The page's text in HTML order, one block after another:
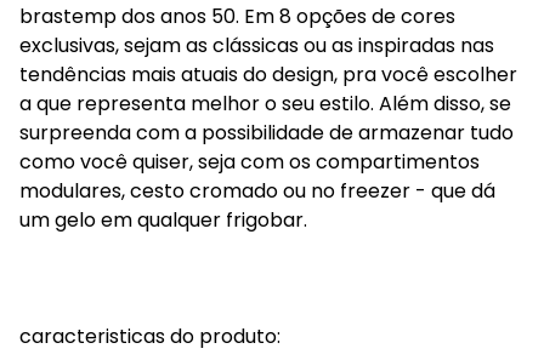
brastemp dos anos 50. Em 8 opções de cores
exclusivas, sejam as clássicas ou as inspiradas nas
tendências mais atuais do design, pra você escolher
a que representa melhor o seu estilo. Além disso, se
surpreenda com a possibilidade de armazenar tudo
como você quiser, seja com os compartimentos
modulares, cesto cromado ou no freezer - que dá
um gelo em qualquer frigobar.
caracteristicas do produto: